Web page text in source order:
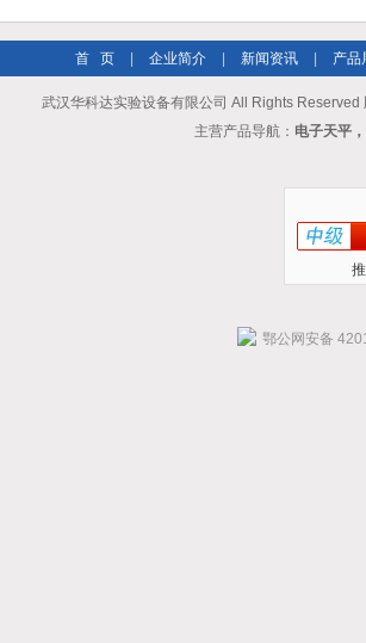
首 页 企业简介 新闻资讯 产品
武汉华科达实验设备有限公司 All Rights Reserved
主营产品导航： 电子天平
鄂公网安备